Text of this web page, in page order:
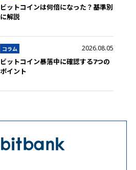
ビットコインは何倍になった？基準別
に解説
コラム 2026.08.05
ビットコイン暴落中に確認する7つの
ポイント